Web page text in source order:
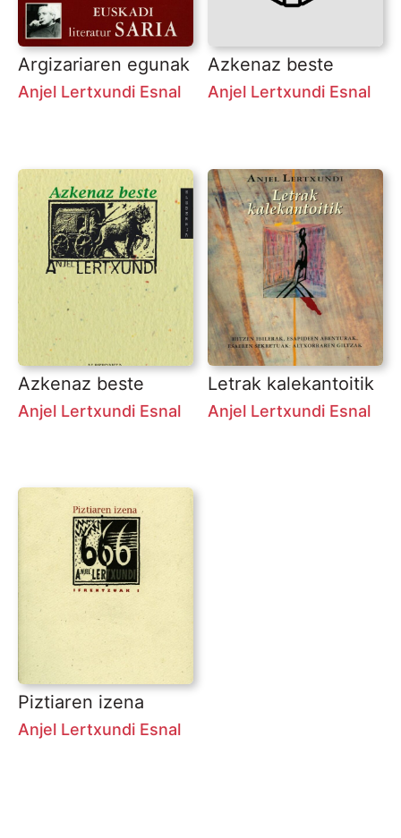
Argizariaren egunak
Anjel Lertxundi Esnal
Azkenaz beste
Anjel Lertxundi Esnal
Azkenaz beste
Anjel Lertxundi Esnal
Letrak kalekantoitik
Anjel Lertxundi Esnal
Piztiaren izena
Anjel Lertxundi Esnal